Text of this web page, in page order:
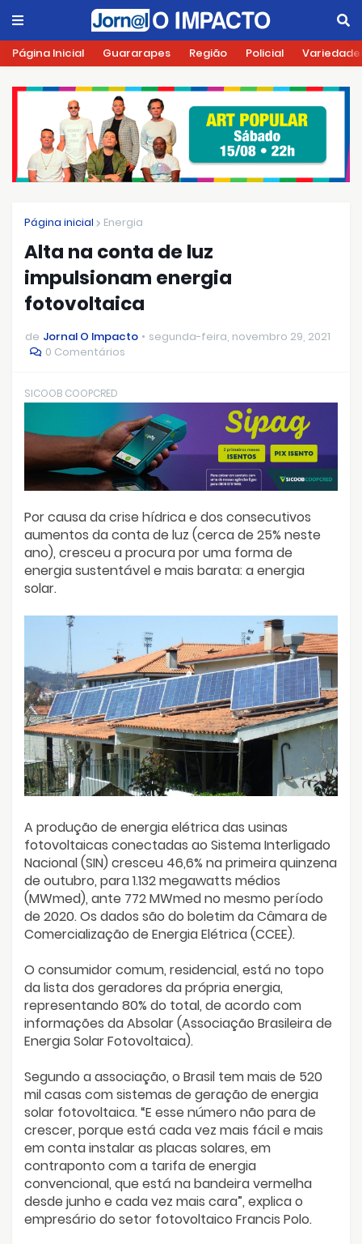
Página Inicial Guararapes Região Policial
Página inicial Energia
Alta na conta de luz
impulsionam energia
fotovoltaica
de Jornal O Impacto
segunda-feira, novembro 29, 2021
0 Comentários
SICOOB COOPCRED
Por causa da crise hídrica e dos consecutivos
aumentos da conta de luz (cerca de 25% neste
ano), cresceu a procura por uma forma de
energia sustentável e mais barata: a energia
solar.
A produção de energia elétrica das usinas
fotovoltaicas conectadas ao Sistema Interligado
Nacional (SIN) cresceu 46,6% na primeira quinzena
de outubro, para 1.132 megawatts médios
(MWmed), ante 772 MWmed no mesmo período
de 2020. Os dados são do boletim da Câmara de
Comercialização de Energia Elétrica (CCEE).
O consumidor comum, residencial, está no topo
da lista dos geradores da própria energia,
representando 80% do total, de acordo com
informações da Absolar (Associação Brasileira de
Energia Solar Fotovoltaica).
Segundo a associação, o Brasil tem mais de 520
mil casas com sistemas de geração de energia
solar fotovoltaica. “E esse número não para de
crescer, porque está cada vez mais fácil e mais
em conta instalar as placas solares, em
contraponto com a tarifa de energia
convencional, que está na bandeira vermelha
desde junho e cada vez mais cara”, explica o
empresário do setor fotovoltaico Francis Polo.